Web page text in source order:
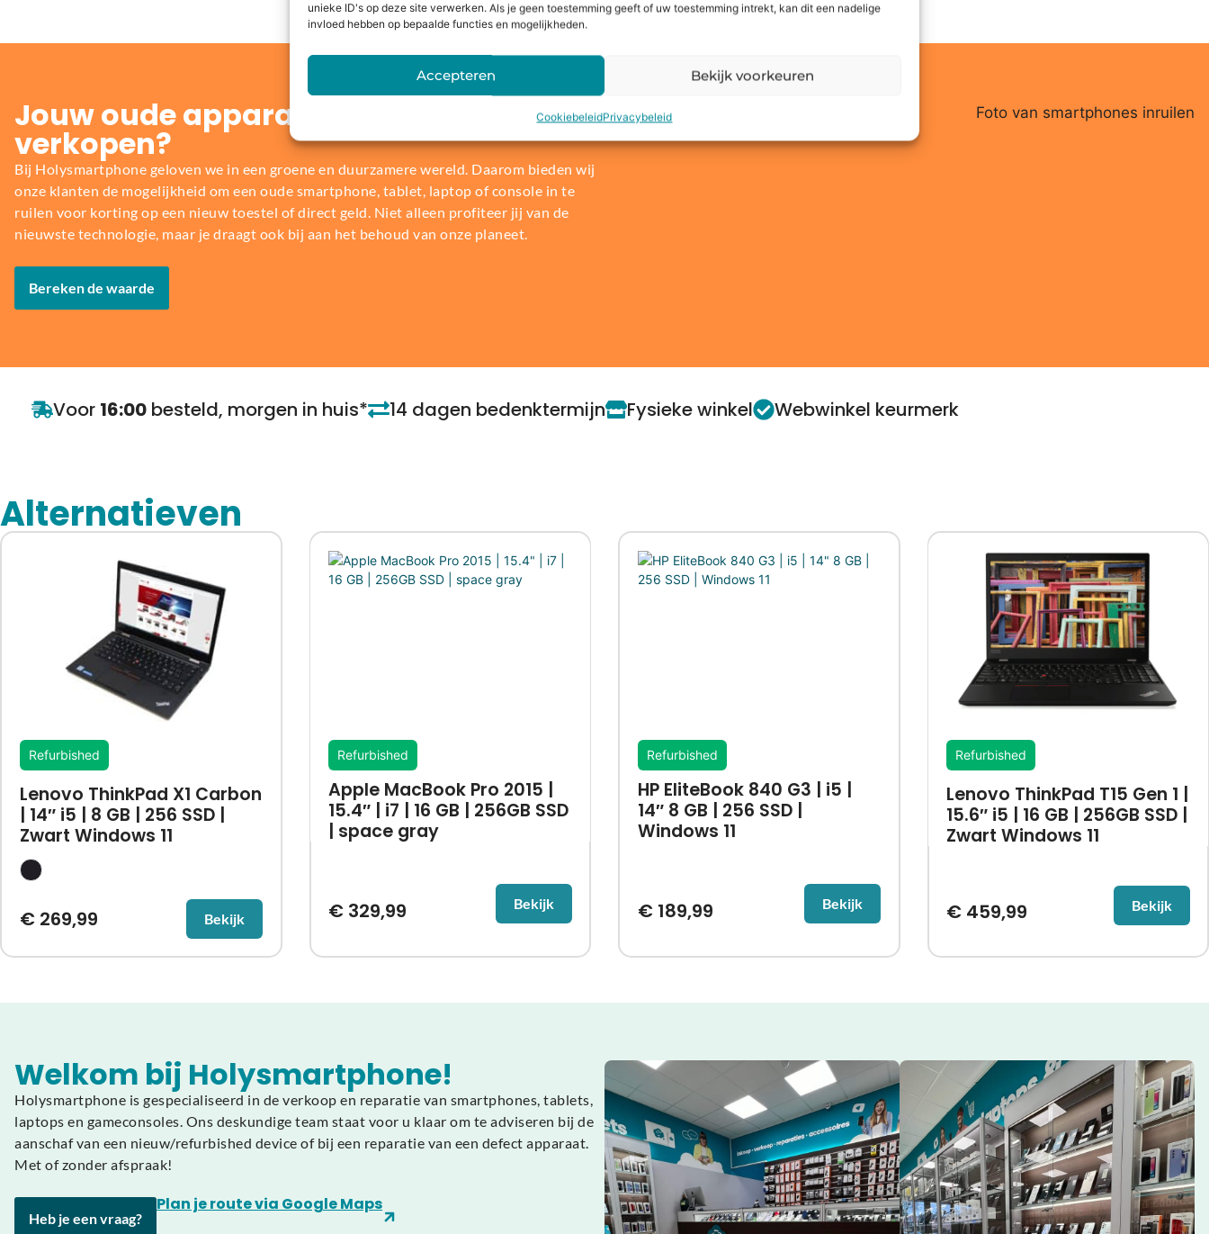
unieke ID's op deze site verwerken. Als je geen toestemming geeft of uw toestemming intrekt, kan dit een nadelige
invloed hebben op bepaalde functies en mogelijkheden.
Accepteren Bekijk voorkeuren
CookiebeleidPrivacybeleid
Jouw oude apparaat inruilen of
verkopen?
Bij Holysmartphone geloven we in een groene en duurzamere wereld. Daarom bieden wij
onze klanten de mogelijkheid om een oude smartphone, tablet, laptop of console in te
ruilen voor korting op een nieuw toestel of direct geld. Niet alleen profiteer jij van de
nieuwste technologie, maar je draagt ook bij aan het behoud van onze planeet.
Bereken de waarde
Voor 16:00 besteld, morgen in huis* 14 dagen bedenktermijn Fysieke winkel Webwinkel keurmerk
Alternatieven
Refurbished
Lenovo ThinkPad X1 Carbon
| 14″ i5 | 8 GB | 256 SSD |
Zwart Windows 11
€269,99 Bekijk
Refurbished
Apple MacBook Pro 2015 |
15.4″ | i7 | 16 GB | 256GB SSD
| space gray
€ 329,99 Bekijk
Refurbished
HP EliteBook 840 G3 | i5 |
14″ 8 GB | 256 SSD |
Windows 11
€189,99 Bekijk
Refurbished
Lenovo ThinkPad T15 Gen 1 |
15.6″ i5 | 16 GB | 256GB SSD |
Zwart Windows 11
€ 459,99 Bekijk
Welkom bij Holysmartphone!
Holysmartphone is gespecialiseerd in de verkoop en reparatie van smartphones, tablets,
laptops en gameconsoles. Ons deskundige team staat voor u klaar om te adviseren bij de
aanschaf van een nieuw/refurbished device of bij een reparatie van een defect apparaat.
Met of zonder afspraak!
Heb je een vraag?
Plan je route via Google Maps